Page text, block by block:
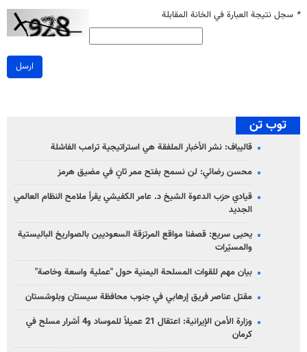
* سجل نتيجة العبارة في الخانة المقابلة
ارسل
توب تن
قاليباف: نشر الأخبار الملفقة هي استراتيجية ترامب الفاشلة
محسن رضائي: لن نسمح بفتح ممر ثانٍ في مضيق هرمز
قيادي حزب الدعوة الشيخ د. عامر الكفيشي يقرأ ملامح النظام العالمي
الجديد
يحيى سريع: قصفنا مواقع المرتزقة السعوديين بالصواريخ الباليستية
والمسيّرات
بيان مهم للقوات المسلحة اليمنية حول "عملية واسعة وخاصة"
مقتل عناصر فريق إرهابي في جنوب محافظة سيستان وبلوشستان
وزارة الأمن الإيرانية: اعتقال 21 عميلاً للموساد و4 أشرار مسلح في
كرمان